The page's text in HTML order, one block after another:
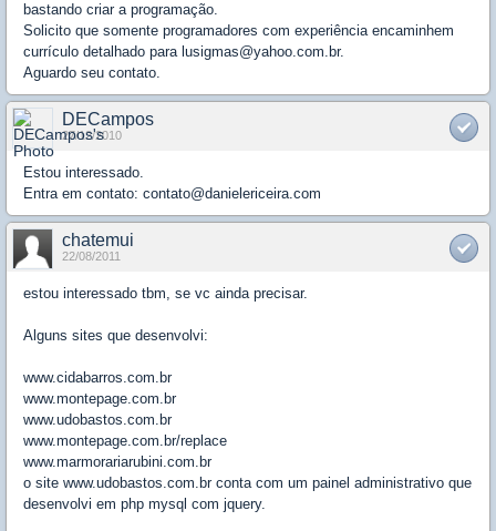
bastando criar a programação.
Solicito que somente programadores com experiência encaminhem
currículo detalhado para lusigmas@yahoo.com.br.
Aguardo seu contato.
DECampos
27/12/2010
Estou interessado.
Entra em contato: contato@danielericeira.com
chatemui
22/08/2011
estou interessado tbm, se vc ainda precisar.
Alguns sites que desenvolvi:
www.cidabarros.com.br
www.montepage.com.br
www.udobastos.com.br
www.montepage.com.br/replace
www.marmorariarubini.com.br
o site www.udobastos.com.br conta com um painel administrativo que
desenvolvi em php mysql com jquery.